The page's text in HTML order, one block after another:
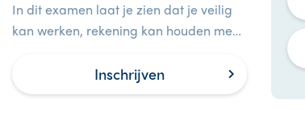
In dit examen laat je zien dat je veilig
kan werken, rekening kan houden met
Inschrijven